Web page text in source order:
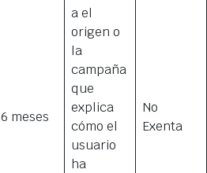
6 meses
a el
origen o
la
campaña
que
explica
cómo el
usuario
ha
No
Exenta